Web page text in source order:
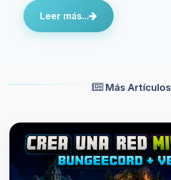
Leer más...
Más Artículos